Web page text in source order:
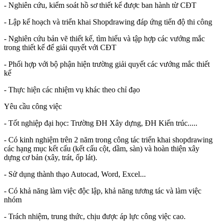
- Nghiên cứu, kiểm soát hồ sơ thiết kế được ban hành từ CĐT
- Lập kế hoạch và triển khai Shopdrawing đáp ứng tiến độ thi công
- Nghiên cứu bản vẽ thiết kế, tìm hiểu và tập hợp các vướng mắc
trong thiết kế để giải quyết với CĐT
- Phối hợp với bộ phận hiện trường giải quyết các vướng mắc thiết
kế
- Thực hiện các nhiệm vụ khác theo chỉ đạo
Yêu cầu công việc
- Tốt nghiệp đại học: Trường ĐH Xây dựng, ĐH Kiến trúc.....
- Có kinh nghiệm trên 2 năm trong công tác triển khai shopdrawing
các hạng mục kết cấu (kết cấu cột, dầm, sàn) và hoàn thiện xây
dựng cơ bản (xây, trát, ốp lát).
- Sử dụng thành thạo Autocad, Word, Excel...
- Có khả năng làm việc độc lập, khả năng tương tác và làm việc
nhóm
- Trách nhiệm, trung thức, chịu được áp lực công việc cao.